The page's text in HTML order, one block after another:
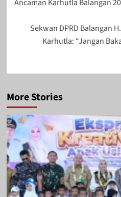
Ancaman Karhutla Balangan
Sekwan DPRD Balangan
Karhutla: “Jangan
More Stories